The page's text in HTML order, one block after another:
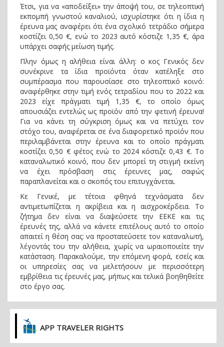
Έτσι, για να «αποδείξει» την άποψή του, σε τηλεοπτική
εκπομπή γνωστού καναλιού, ισχυρίστηκε ότι η ίδια η
έρευνα μας αναφέρει ότι ένα σχολικό τετράδιο σήμερα
κοστίζει 0,50 €, ενώ το 2023 αυτό κόστιζε 1,35 €, άρα
υπάρχει σαφής μείωση τιμής.
Πλην όμως η αλήθεια είναι άλλη: ο κος Γενικός δεν
συνέκρινε τα ίδια προϊόντα όταν κατέληξε στο
συμπέρασμα που παρουσίασε στο τηλεοπτικό κοινό:
αναφέρθηκε στην τιμή ενός τετραδίου που το 2022 και
2023 είχε πράγματι τιμή 1,35 €, το οποίο όμως
απουσιάζει εντελώς ως προϊόν από την φετινή έρευνα!
Για να κάνει τη σύγκριση όμως και να πετύχει τον
στόχο του, αναφέρεται σε ένα διαφορετικό προϊόν που
περιλαμβάνεται στην έρευνα και το οποίο πράγματι
κοστίζει 0,50 € φέτος ενώ το 2024 κόστιζε 0,43 €. Το
καταναλωτικό κοινό, που δεν μπορεί τη στιγμή εκείνη
να έχει πρόσβαση στις έρευνες μας, σαφώς
παραπλανείται και ο σκοπός του επιτυγχάνεται.
Κε Γενικέ, με τέτοια φθηνά τεχνάσματα δεν
αντιμετωπίζεται η ακρίβεια και η αισχροκέρδεια. Το
ζήτημα δεν είναι να διαψεύσετε την ΕΕΚΕ και τις
έρευνές της, αλλά να κάνετε επιτέλους αυτό το οποίο
απαιτεί η θέση σας: να προστατεύσετε τον καταναλωτή,
λέγοντάς του την αλήθεια, χωρίς να ωραιοποιείτε την
κατάσταση. Παρακαλούμε, την επόμενη φορά, εσείς και
οι υπηρεσίες σας να μελετήσουν με περισσότερη
εμβρίθεια τις έρευνές μας, μήπως και τελικά βοηθηθείτε
στο έργο σας.
APP TRAVELER RIGHTS